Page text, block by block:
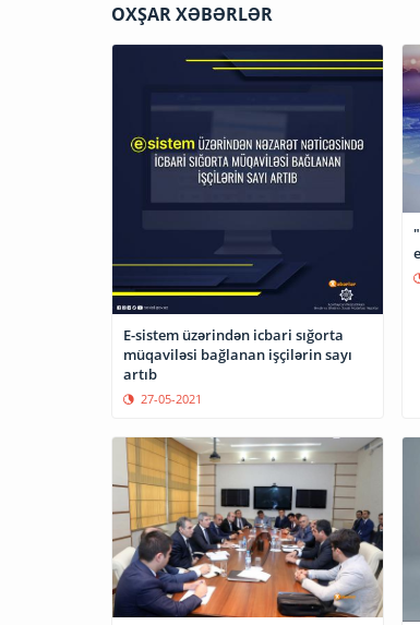
OXŞAR XƏBƏRLƏR
E-sistem üzərindən icbari sığorta
müqaviləsi bağlanan işçilərin sayı
artıb
27-05-2021